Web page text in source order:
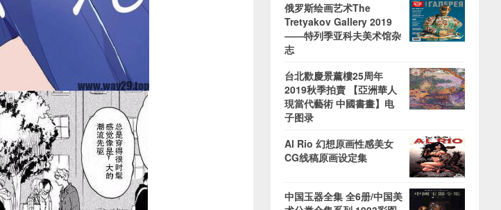
俄罗斯绘画艺术The
Tretyakov Gallery 2019
——特列季亚科夫美术馆杂
志
台北歡慶景薰樓25周年
2019秋季拍賣 【亞洲華人
現當代藝術 中國書畫】电
子图录
Al Rio 幻想原画性感美女
CG线稿原画设定集
中国玉器全集 全6册/中国美